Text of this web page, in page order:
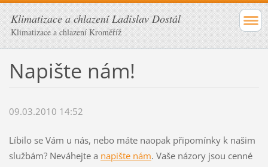
Klimatizace a chlazení Ladislav Dostál
Klimatizace a chlazení Kroměříž
Napište nám!
09.03.2010 14:52
Líbilo se Vám u nás, nebo máte naopak připomínky k našim
službám? Neváhejte a napište nám. Vaše názory jsou cenné